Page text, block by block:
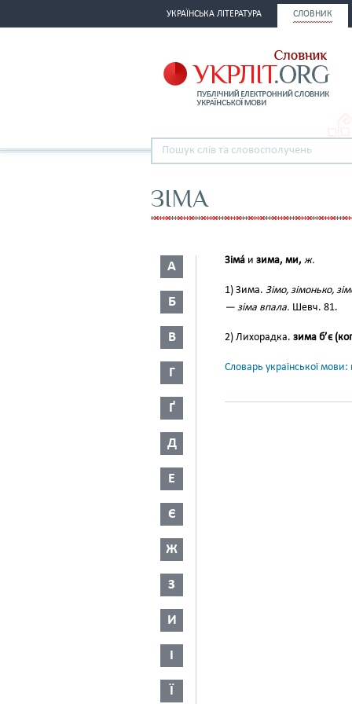
УКРАЇНСЬКА ЛІТЕРАТУРА СЛОВНИК
ЗІМА
А
Б
В
Г
Ґ
Д
Е
Є
Ж
З
И
І
Ї
Зіма́ и зима, ми, ж.
1) Зима. Зімо, зімонько,
— зіма впала. Шевч. 81.
2) Лихорадка. зима б’є
Словарь української